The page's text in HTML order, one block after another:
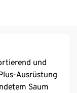
und
Ausrüstung
Saum